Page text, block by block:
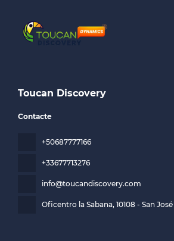
Toucan Discovery
Contacte
+50687777166
+33677713276
info@toucandiscovery.com
Oficentro la Sabana, 10108 - San José